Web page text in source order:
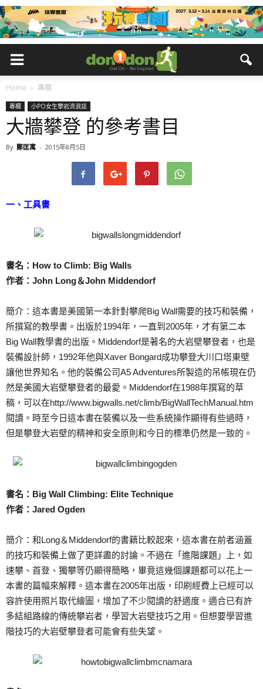
Home 專欄
專欄 小PO女生攀岩流浪誌
大牆攀登 的參考書目
By 鄭匡寓 - 2015年8月5日
一、工具書
書名：How to Climb: Big Walls
作者：John Long＆John Middendorf
簡介：這本書是美國第一本針對攀爬Big Wall需要的技巧和裝備，
所撰寫的教學書。出版於1994年，一直到2005年，才有第二本
Big Wall教學書的出版。Middendorf是著名的大岩壁攀登者，也是
裝備設計師，1992年他與Xaver Bongard成功攀登大川口塔東壁
讓他世界知名。他的裝備公司A5 Adventures所製造的吊帳現在仍
然是美國大岩壁攀登者的最愛。Middendorf在1988年撰寫的草
稿，可以在http://www.bigwalls.net/climb/BigWallTechManual.htm
閱讀。時至今日這本書在裝備以及一些系統操作顯得有些過時，
但是攀登大岩壁的精神和安全原則和今日的標準仍然是一致的。
書名：Big Wall Climbing: Elite Technique
作者：Jared Ogden
簡介：和Long＆Middendorf的書籍比較起來，這本書在前者涵蓋
的技巧和裝備上做了更詳盡的討論。不過在「進階課題」上，如
速攀、首登、獨攀等仍顯得簡略，畢竟這幾個課題都可以花上一
本書的篇幅來解釋。這本書在2005年出版，印刷經費上已經可以
容許使用照片取代繪圖，增加了不少閱讀的舒適度。適合已有許
多結組路線的傳統攀岩者，學習大岩壁技巧之用。但想要學習進
階技巧的大岩壁攀登者可能會有些失望。